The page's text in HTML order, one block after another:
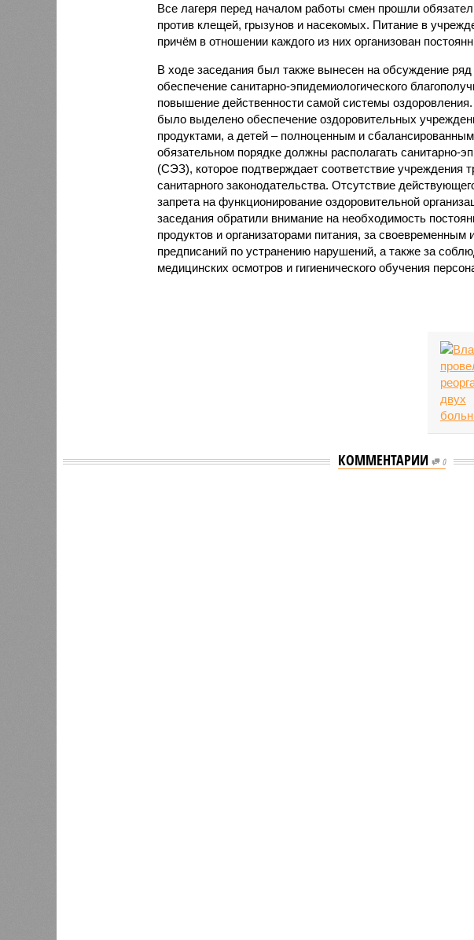
Все лагеря перед началом работы смен прошли
против клещей, грызунов и насекомых. Питание в
причём в отношении каждого из них организован
В ходе заседания был также вынесен на обсуждение
обеспечение санитарно-эпидемиологического
повышение действенности самой системы оздоровления.
было выделено обеспечение оздоровительных
продуктами, а детей – полноценным и
обязательном порядке должны располагать санитарно-
(СЭЗ), которое подтверждает соответствие учреждения
санитарного законодательства. Отсутствие
запрета на функционирование оздоровительной
заседания обратили внимание на необходимость
продуктов и организаторами питания, за
предписаний по устранению нарушений, а также за
медицинских осмотров и гигиенического обучения
КОММЕНТАРИИ 0